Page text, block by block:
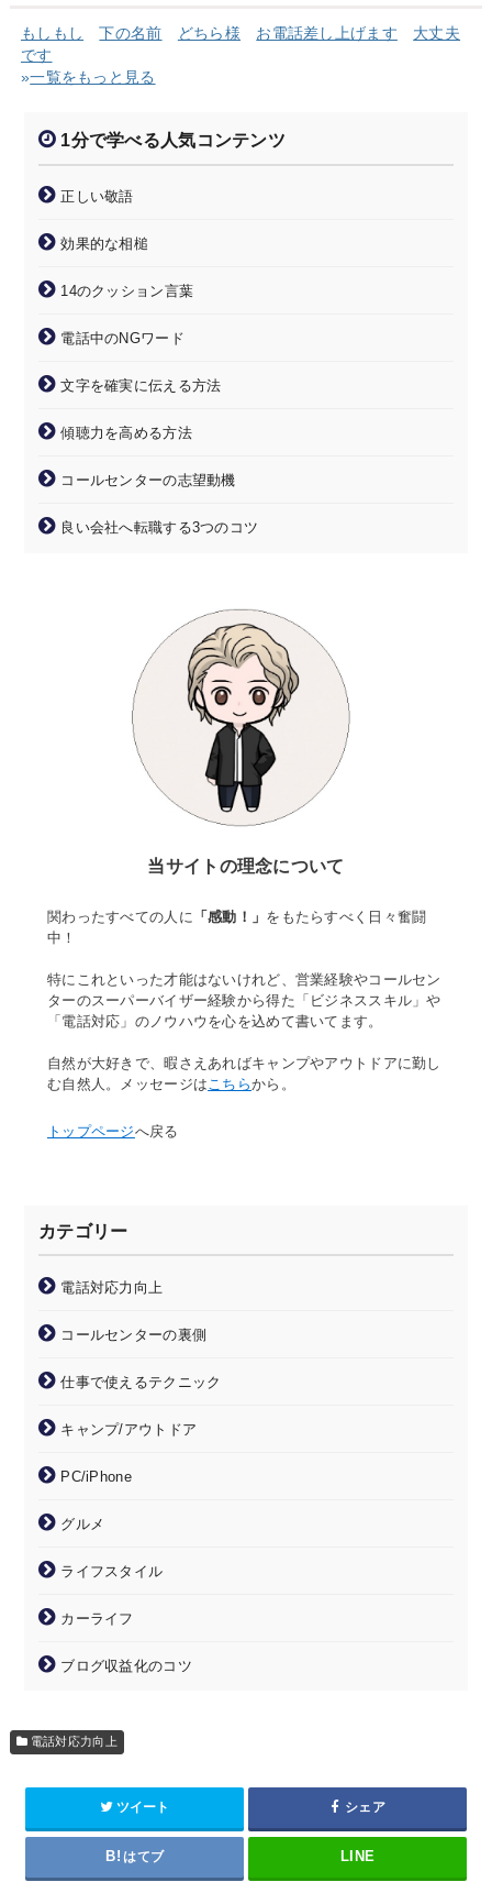
もしもし 下の名前 どちら様 お電話差し上げます
大丈夫
です
»一覧をもっと見る
1分で学べる人気コンテンツ
正しい敬語
効果的な相槌
14のクッション言葉
電話中のNGワード
文字を確実に伝える方法
傾聴力を高める方法
コールセンターの志望動機
良い会社へ転職する3つのコツ
当サイトの理念について
関わったすべての人に 「感動！」 をもたらすべく日々奮闘
中！
特にこれといった才能はないけれど、営業経験やコールセン
ターのスーパーバイザー経験から得た「ビジネススキル」や
「電話対応」のノウハウを心を込めて書いてます。
自然が大好きで、暇さえあればキャンプやアウトドアに勤し
む自然人。メッセージはこちらから。
トップページへ戻る
カテゴリー
電話対応力向上
コールセンターの裏側
仕事で使えるテクニック
キャンプ/アウトドア
PC/iPhone
グルメ
ライフスタイル
カーライフ
ブログ収益化のコツ
電話対応力向上
ツイート シェア
はてブ